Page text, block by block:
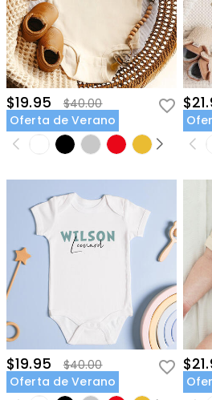
$19.95
$40.00
Oferta de Verano
$19.95
$40.00
Oferta de Verano